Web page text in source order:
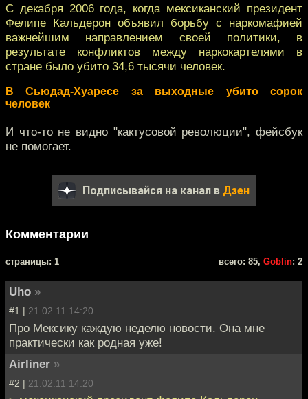
C декабря 2006 года, когда мексиканский президент
Фелипе Кальдерон объявил борьбу с наркомафией
важнейшим направлением своей политики, в
результате конфликтов между наркокартелями в
стране было убито 34,6 тысячи человек.
В Сьюдад-Хуаресе за выходные убито сорок
человек
И что-то не видно "кактусовой революции", фейсбук
не помогает.
Подписывайся на канал в Дзен
Комментарии
cтраницы: 1 всего: 85, Goblin: 2
Uho »
#1 | 21.02.11 14:20
Про Мексику каждую неделю новости. Она мне
практически как родная уже!
Airliner »
#2 | 21.02.11 14:20